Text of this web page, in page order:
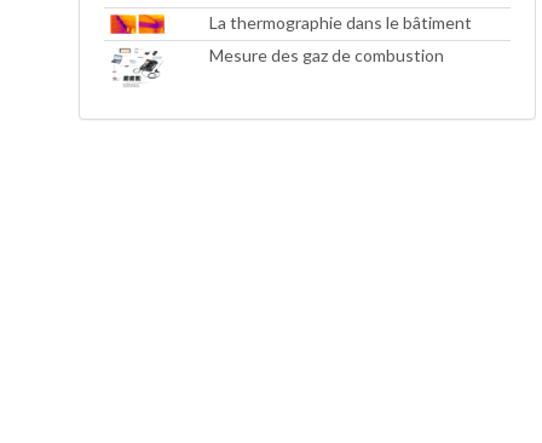
La thermographie dans le bâtiment
Mesure des gaz de combustion